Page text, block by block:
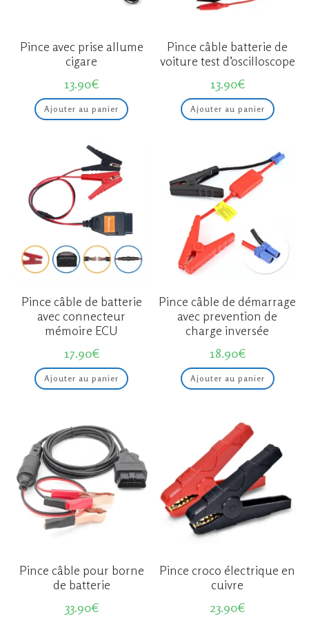
Pince avec prise allume
cigare
13.90€
Ajouter au panier
Pince câble batterie de
voiture test d’oscilloscope
13.90€
Ajouter au panier
Pince câble de batterie
avec connecteur
mémoire ECU
17.90€
Ajouter au panier
Pince câble de démarrage
avec prevention de
charge inversée
18.90€
Ajouter au panier
Pince câble pour borne
de batterie
33.90€
Pince croco électrique en
cuivre
23.90€